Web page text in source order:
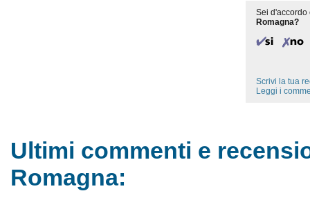
Sei
Romagna?
Scrivi la tua
Leggi i
Ultimi commenti e
Romagna: